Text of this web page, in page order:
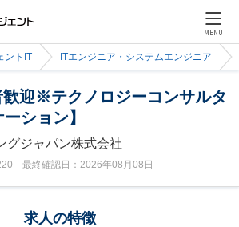
MENU
ントIT ITエンジニア・システムエンジニア
迎※テクノロジーコンサルタ
ション】
グジャパン株式会社
最終確認日：2026年08月08日
求人の特徴